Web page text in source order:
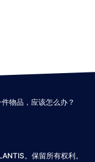
物品，应该怎么办？
。保留所有权利。